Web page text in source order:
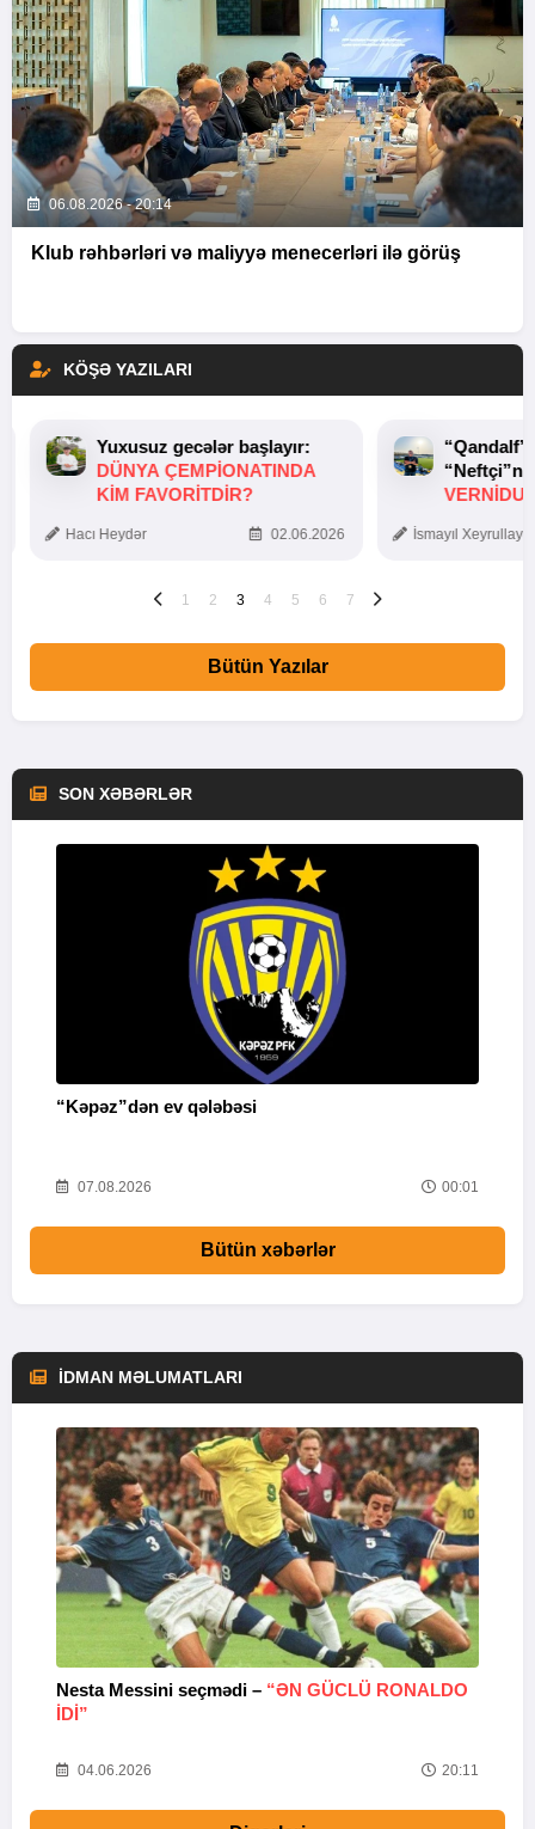
06.08.2026 - 20:14
Klub rəhbərləri və maliyyə menecerləri ilə görüş
KÖŞƏ YAZILARI
Yuxusuz gecələr başlayır:
DÜNYA ÇEMPIONATINDA
KIM FAVORITDIR?
Hacı Heydər 02.06.2026 İsmayıl
1 2 3 4 5 6 7
Bütün Yazılar
SON XƏBƏRLƏR
“Kəpəz”dən ev qələbəsi
07.08.2026 00:01
Bütün xəbərlər
İDMAN MƏLUMATLARI
Nesta Messini seçmədi – “ƏN GÜCLÜ RONALDO
IDI”
04.06.2026 20:11